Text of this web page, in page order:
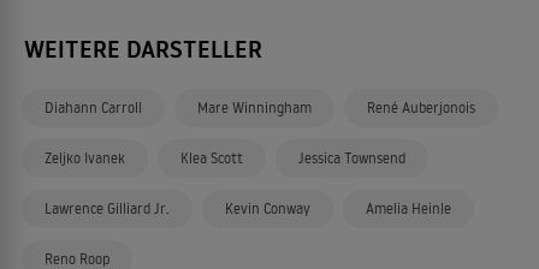
WEITERE DARSTELLER
Diahann Carroll Mare Winningham René Auberjonois
Zeljko Ivanek Klea Scott Jessica Townsend
Lawrence Gilliard Jr. Kevin Conway Amelia Heinle
Reno Roop